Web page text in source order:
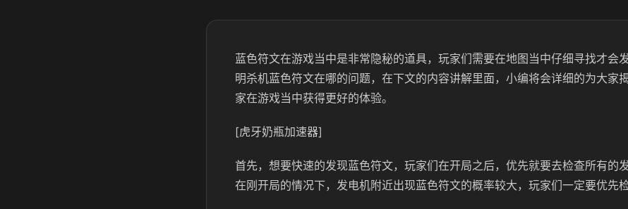
蓝色符文在游戏当中是非常隐秘的道具，玩家们需要在地图当中仔细寻找才会
明杀机蓝色符文在哪的问题，在下文的内容讲解里面，小编将会详细的为大家
家在游戏当中获得更好的体验。
[虎牙奶瓶加速器]
首先，想要快速的发现蓝色符文，玩家们在开局之后，优先就要去检查所有的
在刚开局的情况下，发电机附近出现蓝色符文的概率较大，玩家们一定要优先检